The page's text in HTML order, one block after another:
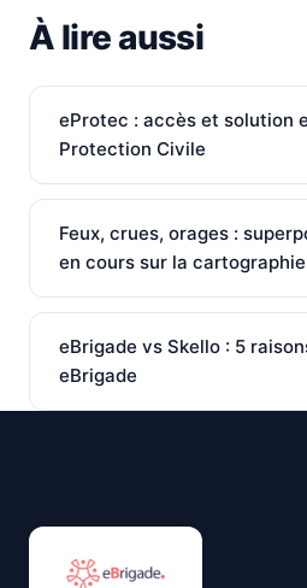
À lire aussi
eProtec : accès et solution
Protection Civile
Feux, crues, orages :
en cours sur la
eBrigade vs Skello : 5
eBrigade